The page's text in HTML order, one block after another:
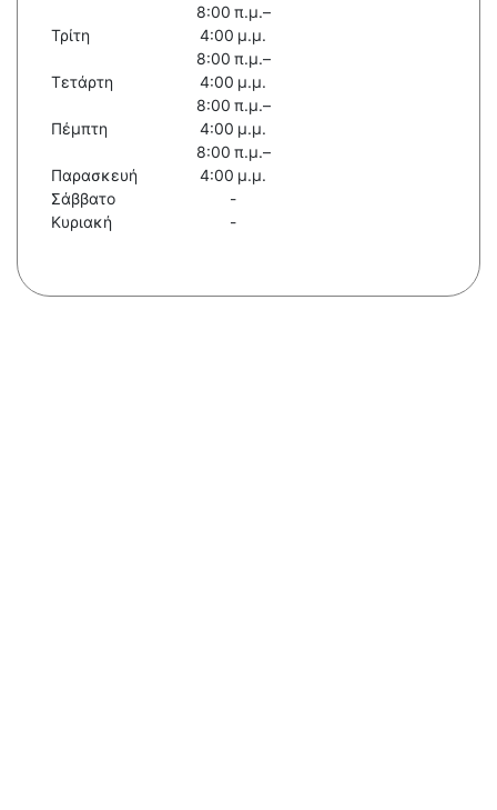
Τρίτη
8:00 π.μ.–
4:00 μ.μ.
Τετάρτη
8:00 π.μ.–
4:00 μ.μ.
Πέμπτη
8:00 π.μ.–
4:00 μ.μ.
Παρασκευή
8:00 π.μ.–
4:00 μ.μ.
Σάββατο
-
Κυριακή
-